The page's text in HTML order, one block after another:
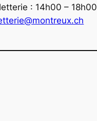
: 14h00 – 18h00